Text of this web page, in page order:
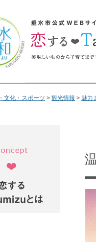
するTarumizu 美味し
で垂水市の魅力を完全
文化・スポーツ > 観光情報 > 魅力